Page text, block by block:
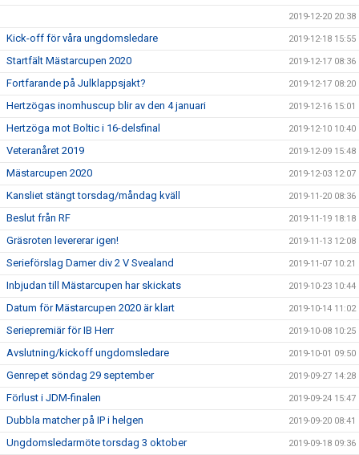
2019-12-20 20:38
Kick-off för våra ungdomsledare 2019-12-18 15:55
Startfält Mästarcupen 2020 2019-12-17 08:36
Fortfarande på Julklappsjakt? 2019-12-17 08:20
Hertzögas inomhuscup blir av den 4 januari 2019-12-16 15:01
Hertzöga mot Boltic i 16-delsfinal 2019-12-10 10:40
Veteranåret 2019 2019-12-09 15:48
Mästarcupen 2020 2019-12-03 12:07
Kansliet stängt torsdag/måndag kväll 2019-11-20 08:36
Beslut från RF 2019-11-19 18:18
Gräsroten levererar igen! 2019-11-13 12:08
Serieförslag Damer div 2 V Svealand 2019-11-07 10:21
Inbjudan till Mästarcupen har skickats 2019-10-23 10:44
Datum för Mästarcupen 2020 är klart 2019-10-14 11:02
Seriepremiär för IB Herr 2019-10-08 10:25
Avslutning/kickoff ungdomsledare 2019-10-01 09:50
Genrepet söndag 29 september 2019-09-27 14:28
Förlust i JDM-finalen 2019-09-24 15:47
Dubbla matcher på IP i helgen 2019-09-20 08:41
Ungdomsledarmöte torsdag 3 oktober 2019-09-18 09:36